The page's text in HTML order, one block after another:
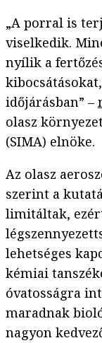
„A porral is
viselkedik.
nyílik a
időjárásban” –
olasz
(SIMA) elnöke.
Az olasz
szerint a
limitáltak,
lehetséges
kémiai
óvatosságra
maradnak
nagyon